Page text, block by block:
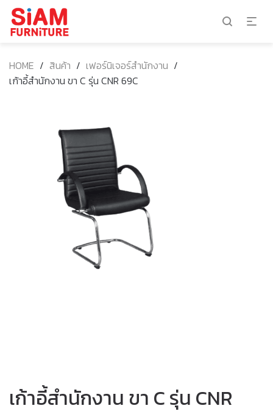
HOME / สินค้า / เฟอร์นิเจอร์สำนักงาน /
เก้าอี้สำนักงาน ขา C รุ่น CNR 69C
เก้าอี้สำนักงาน ขา C รุ่น CNR